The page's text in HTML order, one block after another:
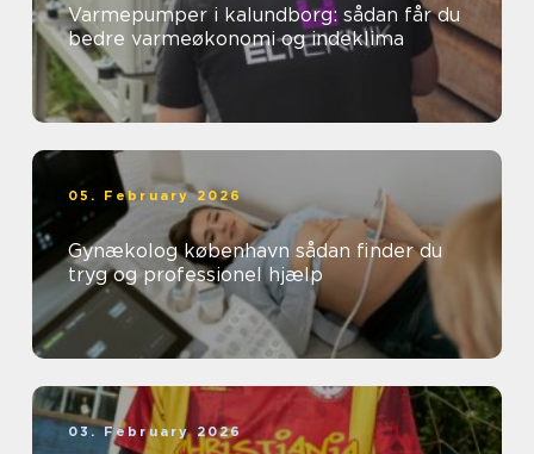
Varmepumper i kalundborg: sådan får du
bedre varmeøkonomi og indeklima
05. February 2026
Gynækolog københavn sådan finder du
tryg og professionel hjælp
03. February 2026